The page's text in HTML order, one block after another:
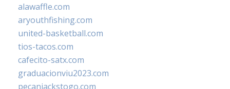
alawaffle.com
aryouthfishing.com
united-basketball.com
tios-tacos.com
cafecito-satx.com
graduacionviu2023.com
pecanjackstogo.com